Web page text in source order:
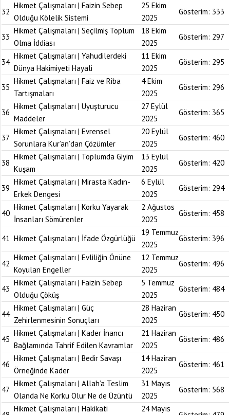
32
Hikmet Çalışmaları | Faizin Sebep
Olduğu Kölelik Sistemi
25 Ekim
2025
Gösterim: 333
33
Hikmet Çalışmaları | Seçilmiş Toplum
Olma İddiası
18 Ekim
2025
Gösterim: 297
34
Hikmet Çalışmaları | Yahudilerdeki
Dünya Hakimiyeti Hayali
11 Ekim
2025
Gösterim: 295
35
Hikmet Çalışmaları | Faiz ve Riba
Tartışmaları
4 Ekim
2025
Gösterim: 296
36
Hikmet Çalışmaları | Uyuşturucu
Maddeler
27 Eylül
2025
Gösterim: 365
37
Hikmet Çalışmaları | Evrensel
Sorunlara Kur’an’dan Çözümler
20 Eylül
2025
Gösterim: 460
38
Hikmet Çalışmaları | Toplumda Giyim
Kuşam
13 Eylül
2025
Gösterim: 420
39
Hikmet Çalışmaları | Mirasta Kadın-
Erkek Dengesi
6 Eylül
2025
Gösterim: 294
40
Hikmet Çalışmaları | Korku Yayarak
İnsanları Sömürenler
2 Ağustos
2025
Gösterim: 458
41 Hikmet Çalışmaları | İfade Özgürlüğü
19 Temmuz
2025
Gösterim: 396
42
Hikmet Çalışmaları | Evliliğin Önüne
Koyulan Engeller
12 Temmuz
2025
Gösterim: 496
43
Hikmet Çalışmaları | Faizin Sebep
Olduğu Çöküş
5 Temmuz
2025
Gösterim: 484
44
Hikmet Çalışmaları | Güç
Zehirlenmesinin Sonuçları
28 Haziran
2025
Gösterim: 450
45
Hikmet Çalışmaları | Kader İnancı
Bağlamında Tahrif Edilen Kavramlar
21 Haziran
2025
Gösterim: 486
46
Hikmet Çalışmaları | Bedir Savaşı
Örneğinde Kader
14 Haziran
2025
Gösterim: 461
47
Hikmet Çalışmaları | Allah’a Teslim
Olanda Ne Korku Olur Ne de Üzüntü
31 Mayıs
2025
Gösterim: 568
Hikmet Çalışmaları | Hakikati 24 Mayıs